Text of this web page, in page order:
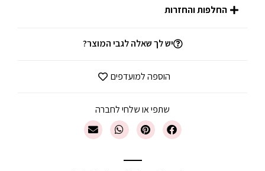
החלפות והחזרות
יש לך שאלה לגבי המוצר?
הוספה למועדפים
שתפי או שלחי לחברה